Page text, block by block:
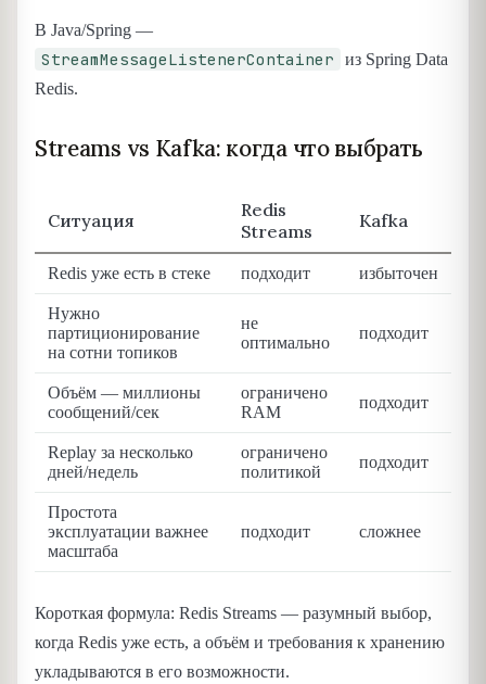
В Java/Spring —
StreamMessageListenerContainer
из Spring Data
Redis.
Streams vs Kafka: когда что выбрать
Ситуация
Redis
Streams
Kafka
Redis уже есть в стеке подходит избыточен
Нужно
партиционирование
на сотни топиков
не
оптимально
подходит
Объём — миллионы
сообщений/сек
ограничено
RAM
подходит
Replay за несколько
дней/недель
ограничено
политикой
подходит
Простота
эксплуатации важнее
масштаба
подходит сложнее
Короткая формула: Redis Streams — разумный выбор,
когда Redis уже есть, а объём и требования к хранению
укладываются в его возможности.